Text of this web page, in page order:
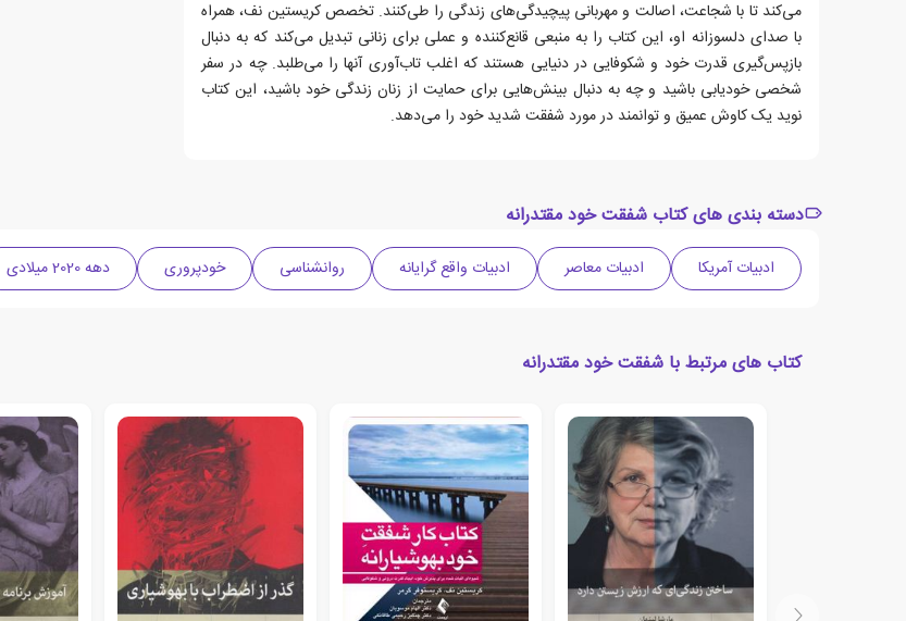
می‌کند تا با شجاعت، اصالت و مهربانی پیچیدگی‌های زندگی را طی‌کنند. تخصص کریستین نف، همراه
با صدای دلسوزانه او، این کتاب را به منبعی قانع‌کننده و عملی برای زنانی تبدیل می‌کند که به دنبال
بازپس‌گیری قدرت خود و شکوفایی در دنیایی هستند که اغلب تاب‌آوری آنها را می‌طلبد. چه در سفر
شخصی خودیابی باشید و چه به دنبال بینش‌هایی برای حمایت از زنان زندگی خود باشید، این کتاب
نوید یک کاوش عمیق و توانمند در مورد شفقت شدید خود را می‌دهد.
دسته بندی های کتاب شفقت خود مقتدرانه
ادبیات آمریکا ادبیات معاصر ادبیات واقع گرایانه روانشناسی خودپروری دهه 2020 میلادی
کتاب های مرتبط با شفقت خود مقتدرانه